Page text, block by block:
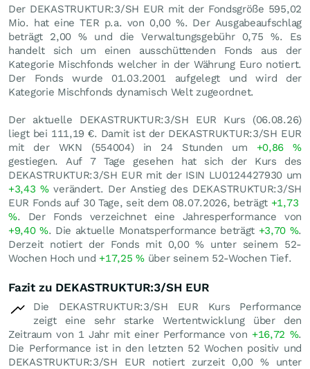
Der DEKASTRUKTUR:3/SH EUR mit der Fondsgröße 595,02
Mio. hat eine TER p.a. von 0,00 %. Der Ausgabeaufschlag
beträgt 2,00 % und die Verwaltungsgebühr 0,75 %. Es
handelt sich um einen ausschüttenden Fonds aus der
Kategorie Mischfonds welcher in der Währung Euro notiert.
Der Fonds wurde 01.03.2001 aufgelegt und wird der
Kategorie Mischfonds dynamisch Welt zugeordnet.
Der aktuelle DEKASTRUKTUR:3/SH EUR Kurs (06.08.26)
liegt bei 111,19 €. Damit ist der DEKASTRUKTUR:3/SH EUR
mit der WKN (554004) in 24 Stunden um +0,86%
gestiegen. Auf 7 Tage gesehen hat sich der Kurs des
DEKASTRUKTUR:3/SH EUR mit der ISIN LU0124427930 um
+3,43%verändert. Der Anstieg des DEKASTRUKTUR:3/SH
EUR Fonds auf 30 Tage, seit dem 08.07.2026, beträgt +1,73
%. Der Fonds verzeichnet eine Jahresperformance von
+9,40%. Die aktuelle Monatsperformance beträgt +3,70 %.
Derzeit notiert der Fonds mit 0,00% unter seinem 52-
Wochen Hoch und +17,25%über seinem 52-Wochen Tief.
Fazit zu DEKASTRUKTUR:3/SH EUR
Die DEKASTRUKTUR:3/SH EUR Kurs Performance
zeigt eine sehr starke Wertentwicklung über den
Zeitraum von 1 Jahr mit einer Performance von +16,72 %.
Die Performance ist in den letzten 52 Wochen positiv und
DEKASTRUKTUR:3/SH EUR notiert zurzeit 0,00 %unter